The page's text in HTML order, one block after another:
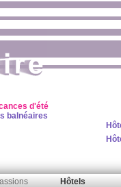
d'été
balnéaires
Hôtels